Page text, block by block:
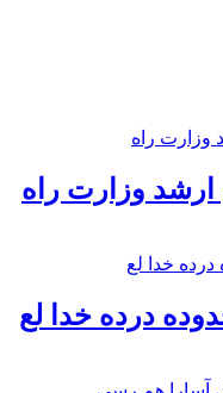
ارشد وزارت راه
درده خدا لع